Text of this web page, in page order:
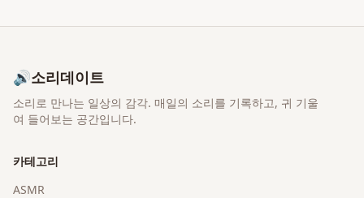
🔊소리데이트
소리로 만나는 일상의 감각. 매일의 소리를 기록하고, 귀 기울
여 들어보는 공간입니다.
카테고리
ASMR